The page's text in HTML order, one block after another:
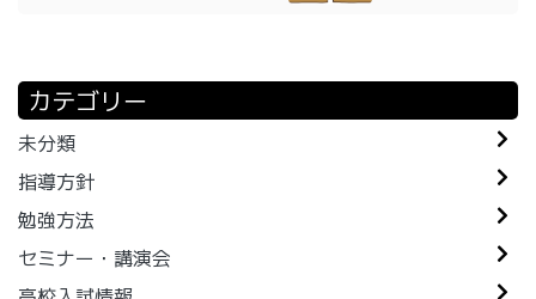
カテゴリー
未分類
指導方針
勉強方法
セミナー・講演会